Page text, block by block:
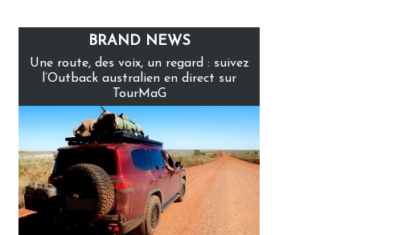
BRAND NEWS
Une route, des voix, un regard : suivez
l’Outback australien en direct sur
TourMaG